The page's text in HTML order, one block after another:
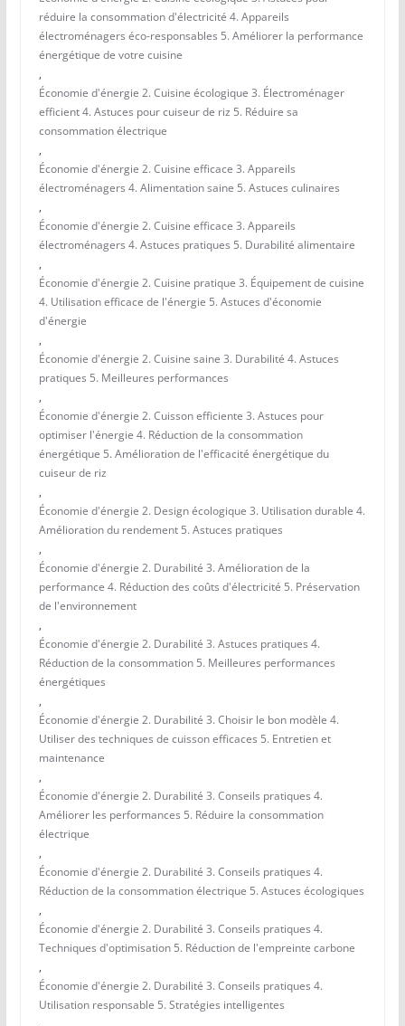
réduire la consommation d'électricité 4. Appareils
électroménagers éco-responsables 5. Améliorer la performance
énergétique de votre cuisine
,
Économie d'énergie 2. Cuisine écologique 3. Électroménager
efficient 4. Astuces pour cuiseur de riz 5. Réduire sa
consommation électrique
,
Économie d'énergie 2. Cuisine efficace 3. Appareils
électroménagers 4. Alimentation saine 5. Astuces culinaires
,
Économie d'énergie 2. Cuisine efficace 3. Appareils
électroménagers 4. Astuces pratiques 5. Durabilité alimentaire
,
Économie d'énergie 2. Cuisine pratique 3. Équipement de cuisine
4. Utilisation efficace de l'énergie 5. Astuces d'économie
d'énergie
,
Économie d'énergie 2. Cuisine saine 3. Durabilité 4. Astuces
pratiques 5. Meilleures performances
,
Économie d'énergie 2. Cuisson efficiente 3. Astuces pour
optimiser l'énergie 4. Réduction de la consommation
énergétique 5. Amélioration de l'efficacité énergétique du
cuiseur de riz
,
Économie d'énergie 2. Design écologique 3. Utilisation durable 4.
Amélioration du rendement 5. Astuces pratiques
,
Économie d'énergie 2. Durabilité 3. Amélioration de la
performance 4. Réduction des coûts d'électricité 5. Préservation
de l'environnement
,
Économie d'énergie 2. Durabilité 3. Astuces pratiques 4.
Réduction de la consommation 5. Meilleures performances
énergétiques
,
Économie d'énergie 2. Durabilité 3. Choisir le bon modèle 4.
Utiliser des techniques de cuisson efficaces 5. Entretien et
maintenance
,
Économie d'énergie 2. Durabilité 3. Conseils pratiques 4.
Améliorer les performances 5. Réduire la consommation
électrique
,
Économie d'énergie 2. Durabilité 3. Conseils pratiques 4.
Réduction de la consommation électrique 5. Astuces écologiques
,
Économie d'énergie 2. Durabilité 3. Conseils pratiques 4.
Techniques d'optimisation 5. Réduction de l'empreinte carbone
,
Économie d'énergie 2. Durabilité 3. Conseils pratiques 4.
Utilisation responsable 5. Stratégies intelligentes